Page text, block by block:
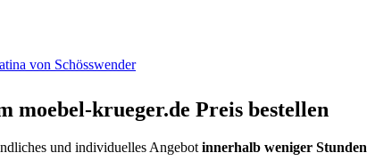
von Schösswender
moebel-krueger.de Preis bestellen
und individuelles Angebot innerhalb weniger Stunden